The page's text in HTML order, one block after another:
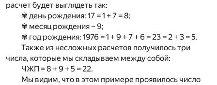
расчет будет выглядеть так:
✾ день рождения: 17 = 1 + 7 = 8;
✾ месяц рождения – 9;
✾ год рождения: 1976 = 1 + 9 + 7 + 6 = 23 = 2 + 3 = 5.
Также из несложных расчетов получилось три
числа, которые мы складываем между собой:
ЧЖП = 8 + 9 + 5 = 22.
Мы видим, что в этом примере проявилось число